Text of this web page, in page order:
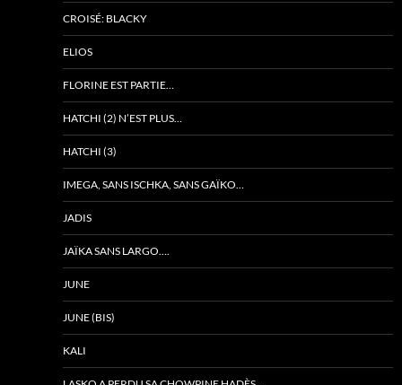
CROISÉ: BLACKY
ELIOS
FLORINE EST PARTIE…
HATCHI (2) N’EST PLUS…
HATCHI (3)
IMEGA, SANS ISCHKA, SANS GAÏKO…
JADIS
JAÏKA SANS LARGO….
JUNE
JUNE (BIS)
KALI